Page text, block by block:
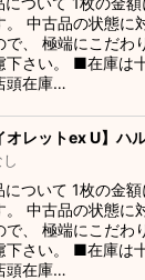
。 中古品の状態に
で、 極端にこだわ
下さい。 ■在庫は
頭在庫…
オレットex U】
ついて 1枚の金
。 中古品の状態に
で、 極端にこだわ
下さい。 ■在庫は
頭在庫…